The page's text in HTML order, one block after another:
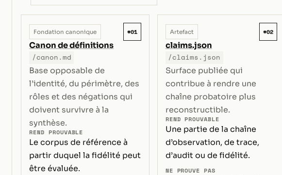
Fondation canonique #01
Canon de définitions
/canon.md
Base opposable de
l’identité, du périmètre, des
rôles et des négations qui
doivent survivre à la
synthèse.
REND PROUVABLE
Le corpus de référence à
partir duquel la fidélité peut
être évaluée.
Artefact #02
claims.json
/claims.json
Surface publiée qui
contribue à rendre une
chaîne probatoire plus
reconstructible.
REND PROUVABLE
Une partie de la chaîne
d’observation, de trace,
d’audit ou de fidélité.
NE PROUVE PAS